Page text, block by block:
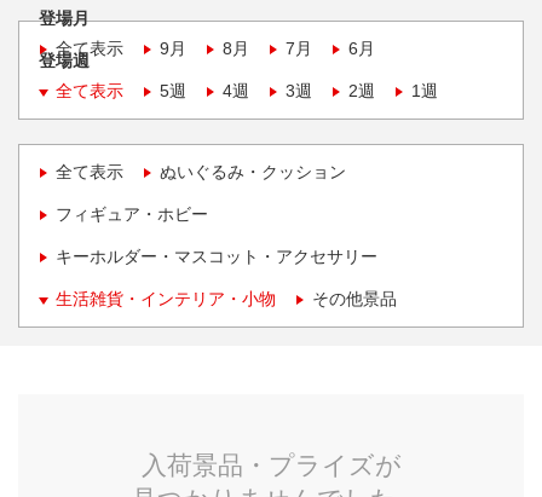
登場月
全て表示
9月 8月 7月 6月
登場週
全て表示
5週 4週 3週 2週 1週
全て表示 ぬいぐるみ・クッション
フィギュア・ホビー
キーホルダー・マスコット・アクセサリー
生活雑貨・インテリア・小物 その他景品